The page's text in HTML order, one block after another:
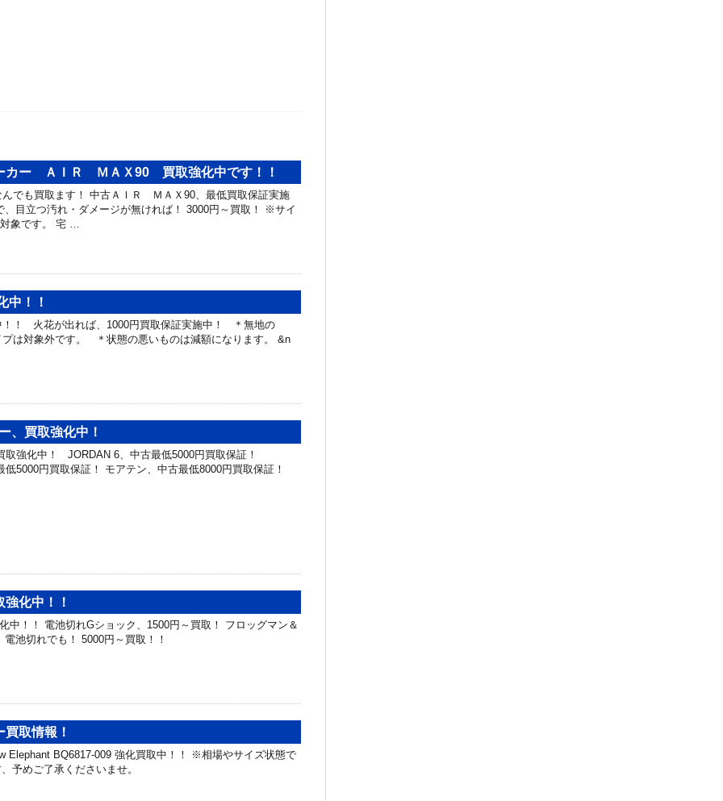
カー ＡＩＲ ＭＡＸ90 買取強化中です！！
でも買取ます！ 中古ＡＩＲ ＭＡＸ90、最低買取保証実施
、目立つ汚れ・ダメージが無ければ！ 3000円～買取！ ※サイ
象です。 宅 …
中！！
！！ 火花が出れば、1000円買取保証実施中！ ＊無地の
は対象外です。 ＊状態の悪いものは減額になります。 &n
、買取強化中！
取強化中！ JORDAN 6、中古最低5000円買取保証！
低5000円買取保証！ モアテン、中古最低8000円買取保証！
化中！！
中！！ 電池切れGショック、1500円～買取！ フロッグマン＆
電池切れでも！ 5000円～買取！！
取情報！
BQ6817-009 強化買取中！！ ※相場やサイズ状態で
予めご了承くださいませ。